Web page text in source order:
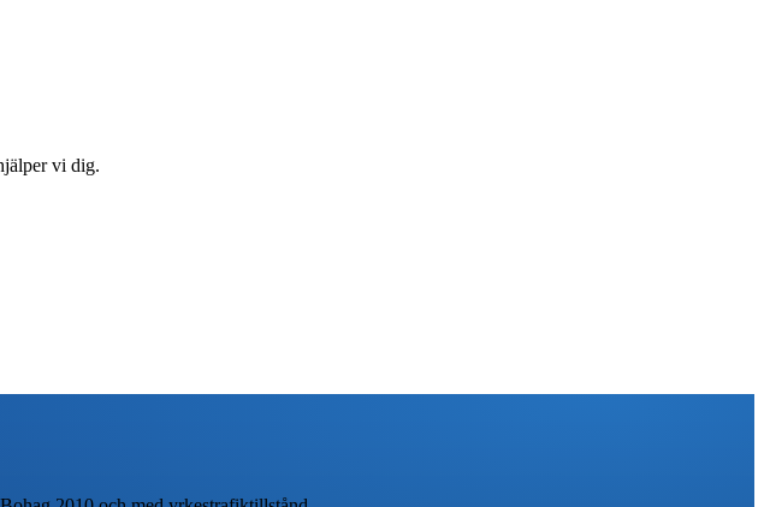
vi dig.